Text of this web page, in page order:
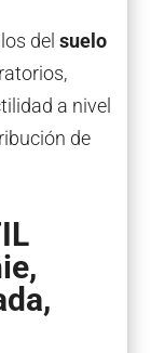
del suelo
a nivel
de